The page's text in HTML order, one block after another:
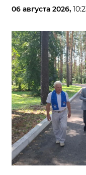
06 августа 2026,